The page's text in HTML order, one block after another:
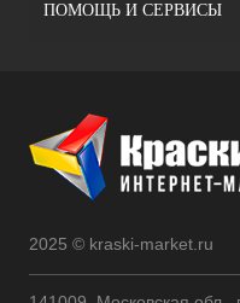
ПОМОЩЬ И СЕРВИСЫ
2025 © kraski-market.ru